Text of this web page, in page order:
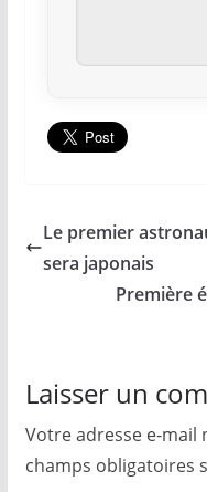
Le premier
sera japonais
Première
Laisser un
Votre adresse e-mail
champs obligatoires